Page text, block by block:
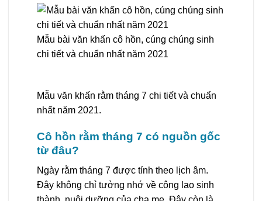
Mẫu bài văn khấn cô hồn, cúng chúng sinh
chi tiết và chuẩn nhất năm 2021
Mẫu văn khấn rằm tháng 7 chi tiết và chuẩn
nhất năm 2021.
Cô hồn rằm tháng 7 có nguồn gốc
từ đâu?
Ngày rằm tháng 7 được tính theo lịch âm.
Đây không chỉ tưởng nhớ về công lao sinh